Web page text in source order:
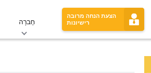
חֶברָה
הצעת הנחה מרובה
רישיונות